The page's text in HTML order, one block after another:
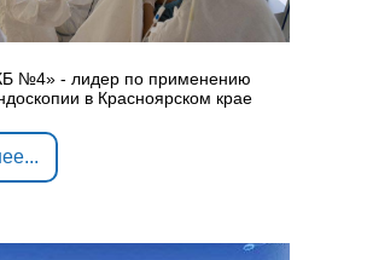
№4» - лидер по применению
в Красноярском крае